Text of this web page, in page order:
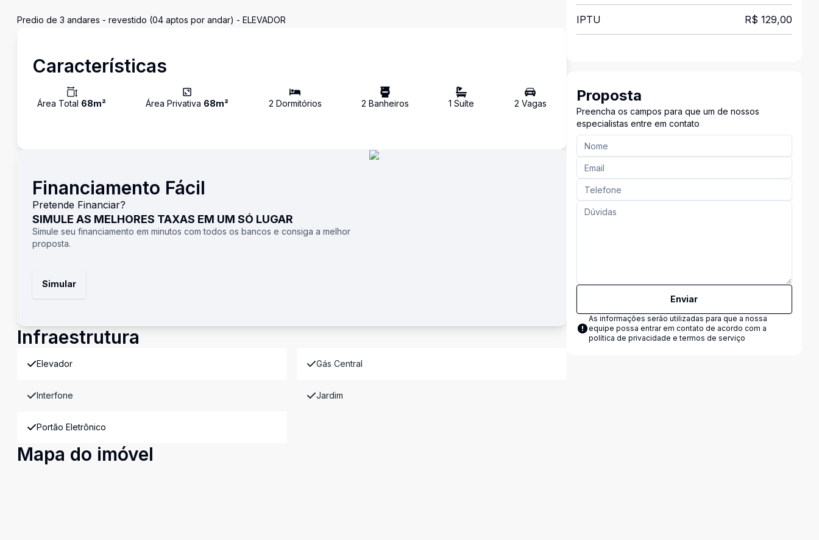
Predio de 3 andares - revestido (04 aptos por andar) - ELEVADOR
Características
Área Total 68m² Área Privativa 68m² 2 Dormitórios 2 Banheiros 1 Suíte 2 Vagas
Financiamento Fácil
Pretende Financiar?
SIMULE AS MELHORES TAXAS EM UM SÓ LUGAR
Simule seu financiamento em minutos com todos os bancos e consiga a melhor
proposta.
Simular
Infraestrutura
Elevador Gás Central
Interfone Jardim
Portão Eletrônico
Mapa do imóvel
IPTU R$ 129,00
Proposta
Preencha os campos para que um de nossos
especialistas entre em contato
Enviar
As informações serão utilizadas para que a nossa
equipe possa entrar em contato de acordo com a
política de privacidade e termos de serviço